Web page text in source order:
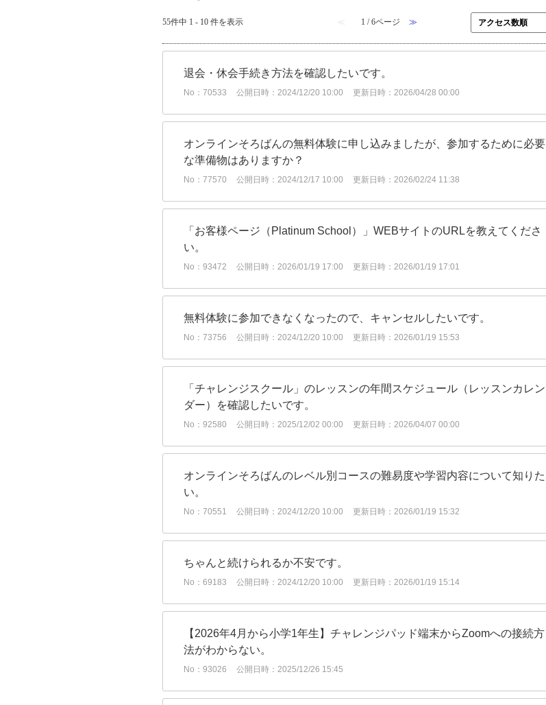
55件中 1 - 10 件を表示 ≪ 1 / 6ページ ≫
退会・休会手続き方法を確認したいです。
No：70533 公開日時：2024/12/20 10:00 更新日時：2026/04/28 00:00
オンラインそろばんの無料体験に申し込みましたが、参加するために必要
な準備物はありますか？
No：77570 公開日時：2024/12/17 10:00 更新日時：2026/02/24 11:38
「お客様ページ（Platinum School）」WEBサイトのURLを教えてくださ
い。
No：93472 公開日時：2026/01/19 17:00 更新日時：2026/01/19 17:01
無料体験に参加できなくなったので、キャンセルしたいです。
No：73756 公開日時：2024/12/20 10:00 更新日時：2026/01/19 15:53
「チャレンジスクール」のレッスンの年間スケジュール（レッスンカレン
ダー）を確認したいです。​
No：92580 公開日時：2025/12/02 00:00 更新日時：2026/04/07 00:00
オンラインそろばんのレベル別コースの難易度や学習内容について知りた
い。
No：70551 公開日時：2024/12/20 10:00 更新日時：2026/01/19 15:32
ちゃんと続けられるか不安です。
No：69183 公開日時：2024/12/20 10:00 更新日時：2026/01/19 15:14
【2026年4月から小学1年生】チャレンジパッド端末からZoomへの接続方
法がわからない。
No：93026 公開日時：2025/12/26 15:45